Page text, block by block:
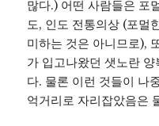
많다.) 어떤 사람들은 포
도, 인도 전통의상 (포멀
미하는 것은 아니므로),
가 입고나왔던 샛노란
다. 물론 이런 것들이 나
억거리로 자리잡았음은